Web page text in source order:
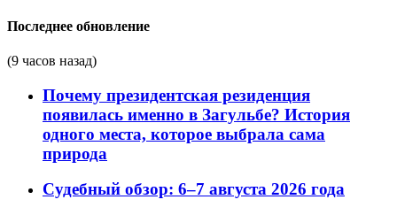
Последнее обновление
(9 часов назад)
Почему президентская резиденция
появилась именно в Загульбе? История
одного места, которое выбрала сама
природа
Судебный обзор: 6–7 августа 2026 года